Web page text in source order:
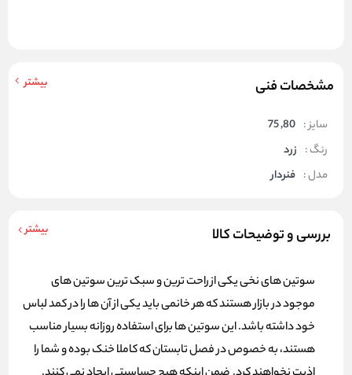
مشخصات فنی بیشتر
سایز : 80, 75
رنگ : زرد
مدل : فنردار
بررسی و توضیحات کالا بیشتر
سوتین های نخی یکی از راحت ترین و سبک ترین سوتین های
موجود در بازار هستند که هر خانمی باید یکی از آن ها را در کمد لباس
خود داشته باشد. این سوتین ها برای استفاده روزانه بسیار مناسب
هستند، به خصوص در فصل تابستان که کاملا خنک بوده و شما را